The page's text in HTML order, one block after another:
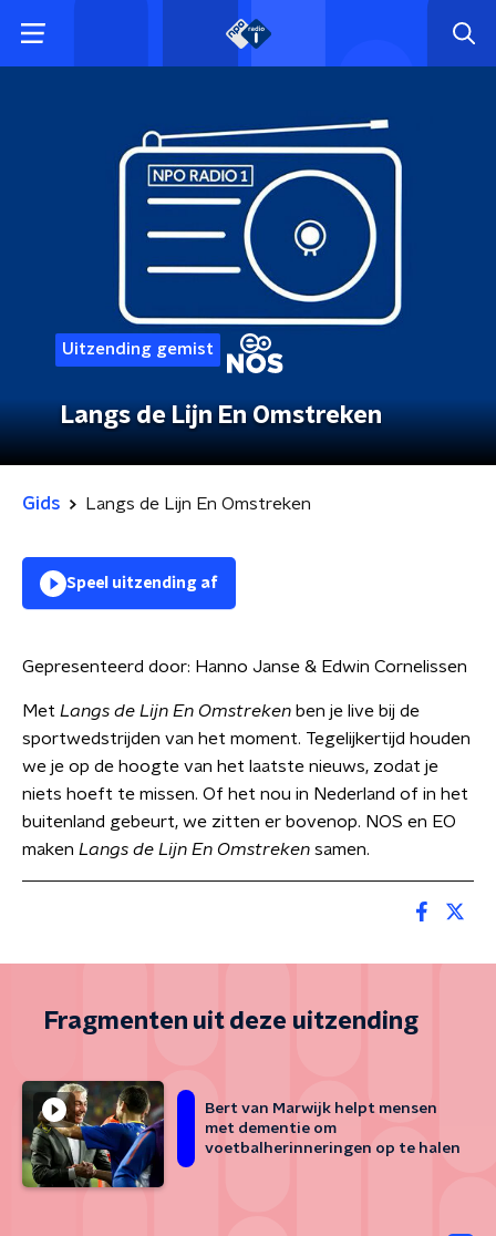
Uitzending gemist
Langs de Lijn En Omstreken
Gids Langs de Lijn En Omstreken
Speel uitzending af
Gepresenteerd door: Hanno Janse & Edwin Cornelissen
Met Langs de Lijn En Omstreken ben je live bij de
sportwedstrijden van het moment. Tegelijkertijd houden
we je op de hoogte van het laatste nieuws, zodat je
niets hoeft te missen. Of het nou in Nederland of in het
buitenland gebeurt, we zitten er bovenop. NOS en EO
maken Langs de Lijn En Omstreken samen.
Fragmenten uit deze uitzending
Bert van Marwijk helpt mensen
met dementie om
voetbalherinneringen op te halen